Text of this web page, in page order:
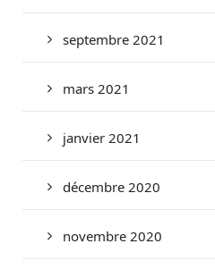
septembre 2021
mars 2021
janvier 2021
décembre 2020
novembre 2020